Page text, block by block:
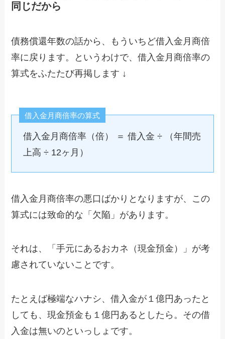
同じだから
債務償還年数の話から、もういちど借入金月商倍
率に戻ります。というわけで、借入金月商倍率の
算式をふたたび再掲します ↓
借入金月商倍率の算式
借入金月商倍率（倍） ＝ 借入金 ÷ （年間売
上高 ÷ 12ヶ月）
借入金月商倍率の悪口ばかりとなりますが、この
算式には致命的な「欠陥」があります。
それは、「手元にあるおカネ（現金預金）」が考
慮されていないことです。
たとえば極端なハナシ、借入金が１億円あったと
しても、現金預金も１億円あるとしたら。その借
入金は無いのといっしょです。